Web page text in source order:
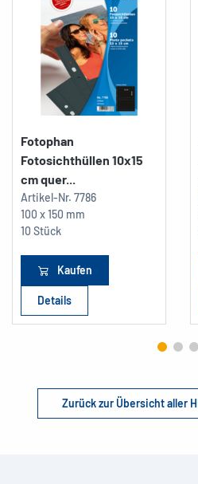
Fotophan
Fotosichthüllen 10x15
cm quer...
Artikel-Nr. 7786
100 x 150 mm
10 Stück
Kaufen
Details
Zurück zur Übersicht aller